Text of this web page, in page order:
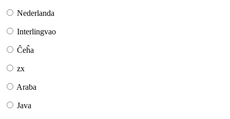
Nederlanda
Interlingvao
Ĉeĥa
zx
Araba
Java